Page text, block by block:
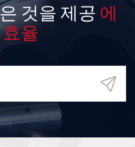
것을 제공 에
율